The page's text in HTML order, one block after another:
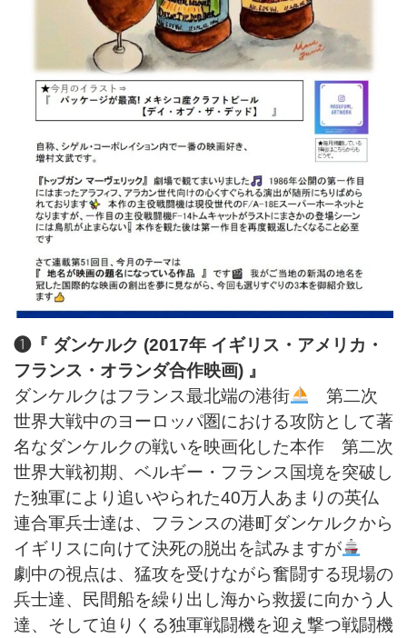
❶『 ダンケルク (2017年 イギリス・アメリカ・
フランス・オランダ合作映画) 』
ダンケルクはフランス最北端の港街
第二次
世界大戦中のヨーロッパ圏における攻防として著
名なダンケルクの戦いを映画化した本作 第二次
世界大戦初期、ベルギー・フランス国境を突破し
た独軍により追いやられた40万人あまりの英仏
連合軍兵士達は、フランスの港町ダンケルクから
イギリスに向けて決死の脱出を試みますが
劇中の視点は、猛攻を受けながら奮闘する現場の
兵士達、民間船を繰り出し海から救援に向かう人
達、そして迫りくる独軍戦闘機を迎え撃つ戦闘機